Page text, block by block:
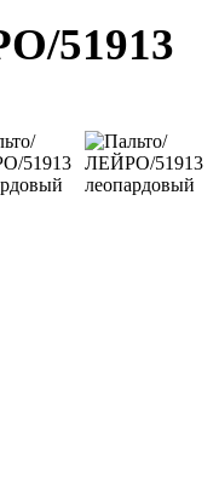
51913